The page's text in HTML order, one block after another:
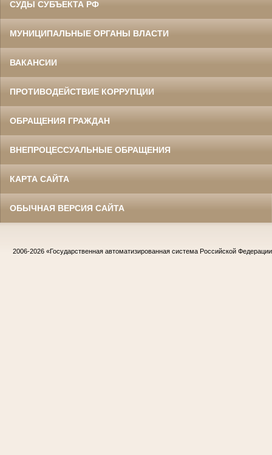
СУДЫ СУБЪЕКТА РФ
МУНИЦИПАЛЬНЫЕ ОРГАНЫ ВЛАСТИ
ВАКАНСИИ
ПРОТИВОДЕЙСТВИЕ КОРРУПЦИИ
ОБРАЩЕНИЯ ГРАЖДАН
ВНЕПРОЦЕССУАЛЬНЫЕ ОБРАЩЕНИЯ
КАРТА САЙТА
ОБЫЧНАЯ ВЕРСИЯ САЙТА
2006-2026 «Государственная автоматизированная система Российской